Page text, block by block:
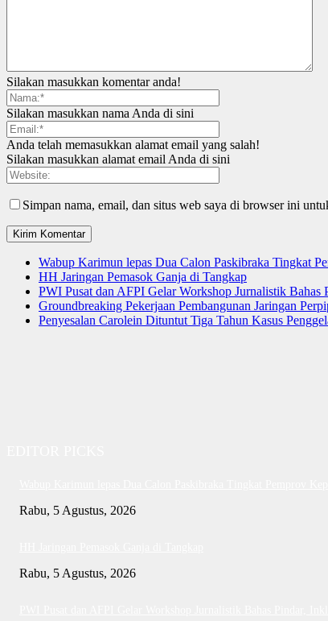
Silakan masukkan komentar anda!
Silakan masukkan nama Anda di sini
Anda telah memasukkan alamat email yang salah!
Silakan masukkan alamat email Anda di sini
Simpan nama, email, dan situs web saya di browser ini
Wabup Karimun lepas Dua Calon Paskibraka Tingkat
HH Jaringan Pemasok Ganja di Tangkap
PWI Pusat dan AFPI Gelar Workshop Jurnalistik
Groundbreaking Pekerjaan Pembangunan Jaringan
Penyesalan Carolein Dituntut Tiga Tahun Kasus
Rabu, 5 Agustus, 2026
Rabu, 5 Agustus, 2026